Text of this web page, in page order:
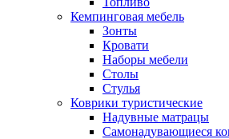
Кемпинговая мебель
Зонты
Кровати
Наборы мебели
Столы
Стулья
Коврики туристические
Надувные матрацы
Самонадувающиеся